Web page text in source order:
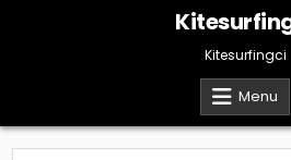
Kitesurfingci
Menu